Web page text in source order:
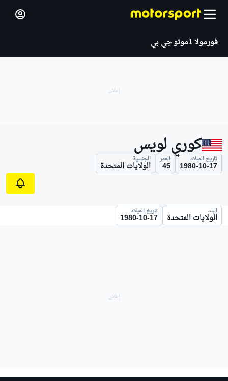
فورمولا 1 موتو جي بي
كوري لويس
تاريخ الميلاد
1980-10-17
العمر
45
الجنسية
الولايات المتحدة
البلد
الولايات المتحدة
تاريخ الميلاد
1980-10-17